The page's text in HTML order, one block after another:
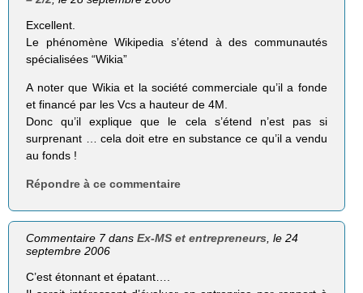
Excellent.
Le phénomène Wikipedia s’étend à des communautés
spécialisées “Wikia”
A noter que Wikia et la société commerciale qu’il a fonde
et financé par les Vcs a hauteur de 4M.
Donc qu’il explique que le cela s’étend n’est pas si
surprenant … cela doit etre en substance ce qu’il a vendu
au fonds !
Répondre à ce commentaire
Commentaire 7 dansEx-MS et entrepreneurs, le 24
septembre 2006
C’est étonnant et épatant….